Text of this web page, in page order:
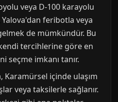
veya D-100 karayolu
feribotla veya
de mümkündür. Bu
tercihlerine göre en
seçme imkanı tanır.
Karamürsel içinde ulaşım
veya taksilerle sağlanır.